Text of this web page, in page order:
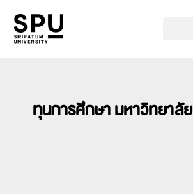
ทุนการศึกษา มหาวิทยาลั